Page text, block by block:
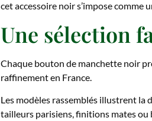
cet accessoire noir s’impose comme
Une sélection
Chaque bouton de manchette noir
raffinement en France.
Les modèles rassemblés illustrent la
tailleurs parisiens, finitions mates